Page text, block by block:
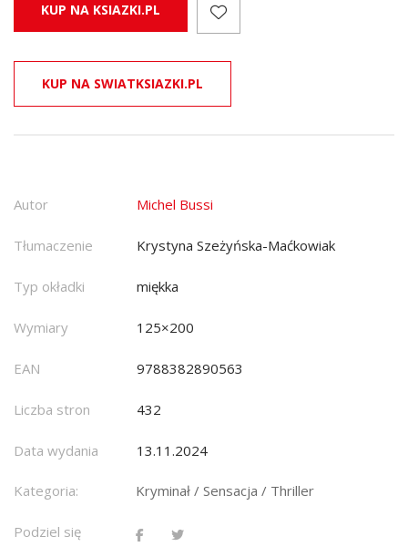
KUP NA KSIAZKI.PL
KUP NA SWIATKSIAZKI.PL
Autor Michel Bussi
Tłumaczenie Krystyna Szeżyńska-Maćkowiak
Typ okładki miękka
Wymiary 125×200
EAN 9788382890563
Liczba stron 432
Data wydania 13.11.2024
Kategoria: Kryminał / Sensacja / Thriller
Podziel się